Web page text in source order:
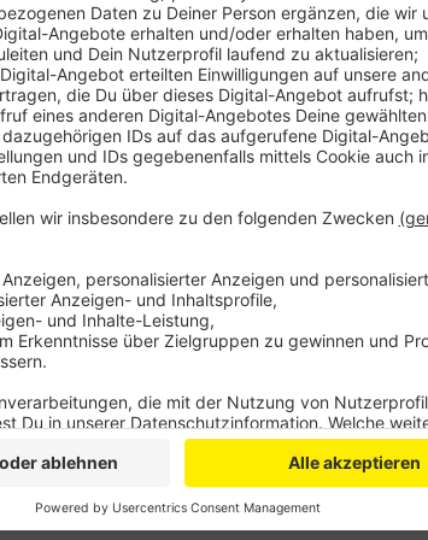
Er soll unter anderem seine leibliche Tochter und
Außerdem soll er sich an der Tochter des
Ermittlungen vergangenes Jahr ins Rollen
Oktober 2019 liegen, das jüngste Kind ist 2017
Der Angeklagte hatte sich bereits vergangen
hatte daraufhin auf U-Haft und eine
insgesamt vier Verhandlungstage bis Ende Mai
Anzeige